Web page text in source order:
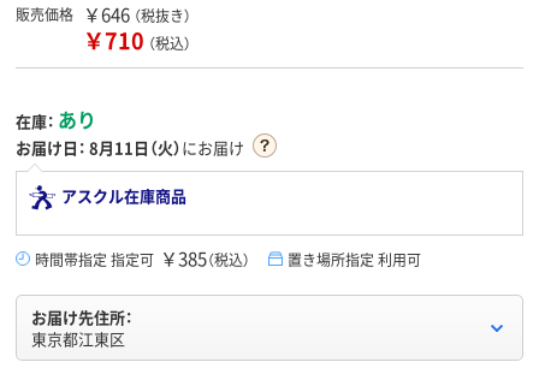
販売価格 ￥646 （税抜き）
￥710 （税込）
在庫： あり
お届け日： 8月11日（火）にお届け
アスクル在庫商品
時間帯指定 指定可 ￥385（税込） 置き場所指定 利用可
お届け先住所：
東京都江東区